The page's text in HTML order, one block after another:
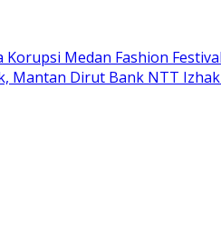
Korupsi Medan Fashion
Mantan Dirut Bank NTT